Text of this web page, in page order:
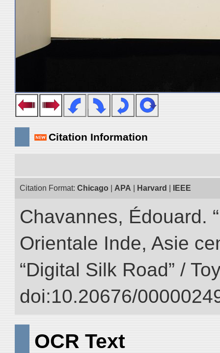
Citation Information
Citation Format: Chicago APA Harvard IEEE
Chavannes, Édouard.
Orientale Inde, Asie
“Digital Silk Road” /
doi:10.20676/
OCR Text